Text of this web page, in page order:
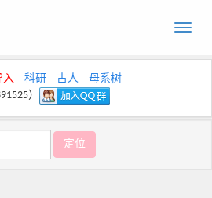
Toggle
入 科研 古人
母系树
）